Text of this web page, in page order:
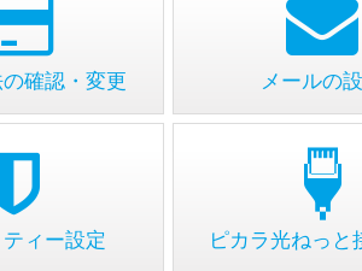
確認・変更 メールの
ィー設定 ピカラ光ねっと